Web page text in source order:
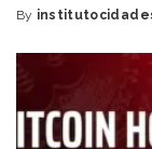
Posted
By